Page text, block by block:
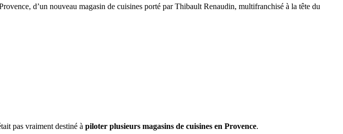
d’un nouveau magasin de cuisines porté par Thibault Renaudin, multifranchisé à la tête du
pas vraiment destiné à piloter plusieurs magasins de cuisines en Provence.